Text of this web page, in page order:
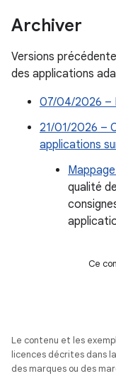
Archiver
Versions
des applications
07/04/2026 –
21/01/2026 –
applications
qualité
Ce
Le contenu et les
licences décrites dans la
des marques ou des